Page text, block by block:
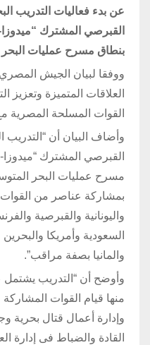
عن بدء فعاليات التدريب
بنطاق مسرح عمليات
ووفقا لبيان الجيش
العلاقات المتميزة وتعزيز
القوات المسلحة المصرية
وأضاف البيان أن “التدريب
مسرح عمليات البحر
بمشاركة عناصر من القوات
واليونانية والقبرصية
السعودية وأمريكا
والمانيا بصفة مراقب”.
وأوضح أن “التدريب يشتمل
منها قيام القوات
وإدارة أعمال قتال
القادة والضباط فى إدارة